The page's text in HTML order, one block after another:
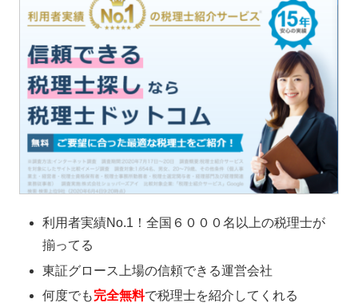
利用者実績No.1！全国６０００名以上の税理士が
揃ってる
東証グロース上場の信頼できる運営会社
何度でも完全無料で税理士を紹介してくれる